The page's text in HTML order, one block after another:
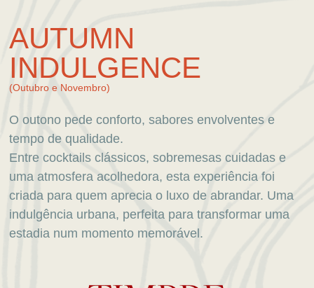
AUTUMN
INDULGENCE
(Outubro e Novembro)
O outono pede conforto, sabores envolventes e
tempo de qualidade.
Entre cocktails clássicos, sobremesas cuidadas e
uma atmosfera acolhedora, esta experiência foi
criada para quem aprecia o luxo de abrandar. Uma
indulgência urbana, perfeita para transformar uma
estadia num momento memorável.